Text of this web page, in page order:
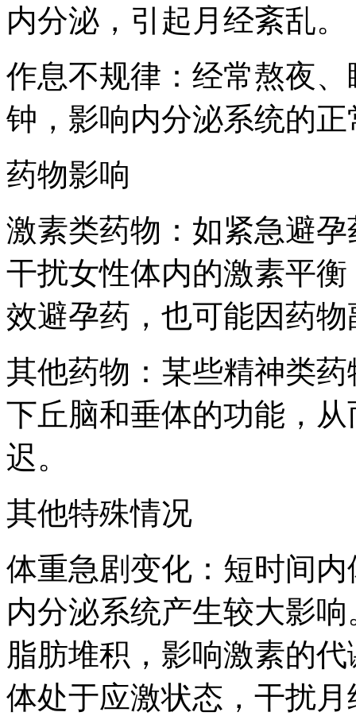
内分泌，引起月经紊乱。
作息不规律：经常熬夜
钟，影响内分泌系统的
药物影响
激素类药物：如紧急避
干扰女性体内的激素平
效避孕药，也可能因药
其他药物：某些精神类
下丘脑和垂体的功能，
迟。
其他特殊情况
体重急剧变化：短时间
内分泌系统产生较大影
脂肪堆积，影响激素的
体处于应激状态，干扰